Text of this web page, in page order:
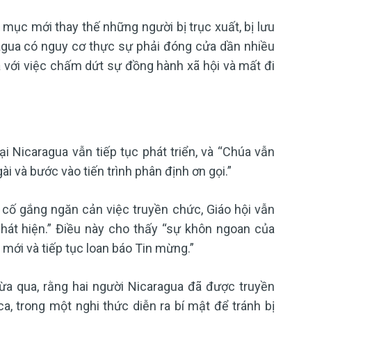
mới thay thế những người bị trục xuất, bị lưu
có nguy cơ thực sự phải đóng cửa dần nhiều
việc chấm dứt sự đồng hành xã hội và mất đi
vẫn tiếp tục phát triển, và “Chúa vẫn
và bước vào tiến trình phân định ơn gọi.”
gắng ngăn cản việc truyền chức, Giáo hội vẫn
hiện.” Điều này cho thấy “sự khôn ngoan của
và tiếp tục loan báo Tin mừng.”
qua, rằng hai người Nicaragua đã được truyền
trong một nghi thức diễn ra bí mật để tránh bị